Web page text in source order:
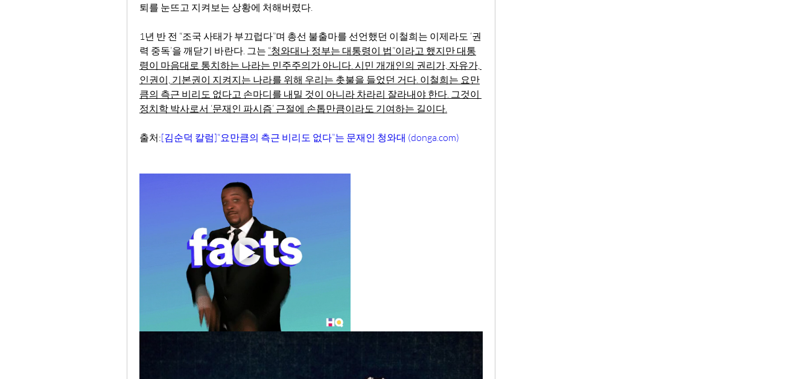
퇴를 눈뜨고 지켜보는 상황에 처해버렸다.
1년 반 전 “조국 사태가 부끄럽다”며 총선 불출마를 선언했던 이철희는 이제라도 ‘권
력 중독’을 깨닫기 바란다. 그는 “청와대나 정부는 대통령이 법”이라고 했지만 대통
령이 마음대로 통치하는 나라는 민주주의가 아니다. 시민 개개인의 권리가, 자유가,
인권이, 기본권이 지켜지는 나라를 위해 우리는 촛불을 들었던 거다. 이철희는 요만
큼의 측근 비리도 없다고 손마디를 내밀 것이 아니라 차라리 잘라내야 한다. 그것이
정치학 박사로서 ‘문재인 파시즘’ 근절에 손톱만큼이라도 기여하는 길이다.
출처:[김순덕 칼럼]“요만큼의 측근 비리도 없다”는 문재인 청와대 (donga.com)